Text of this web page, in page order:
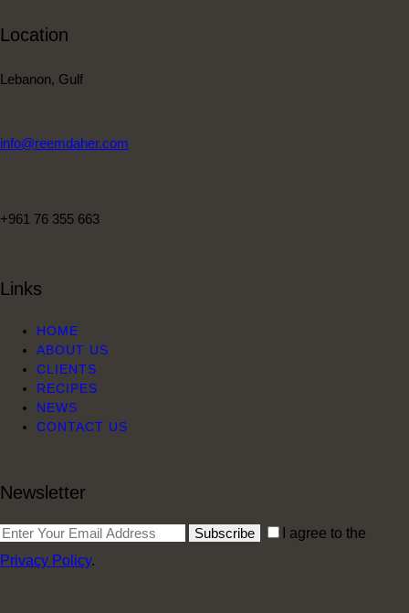
Location
Lebanon, Gulf
info@reemdaher.com
+961 76 355 663
Links
HOME
ABOUT US
CLIENTS
RECIPES
NEWS
CONTACT US
Newsletter
Subscribe
I agree to the
Privacy Policy.